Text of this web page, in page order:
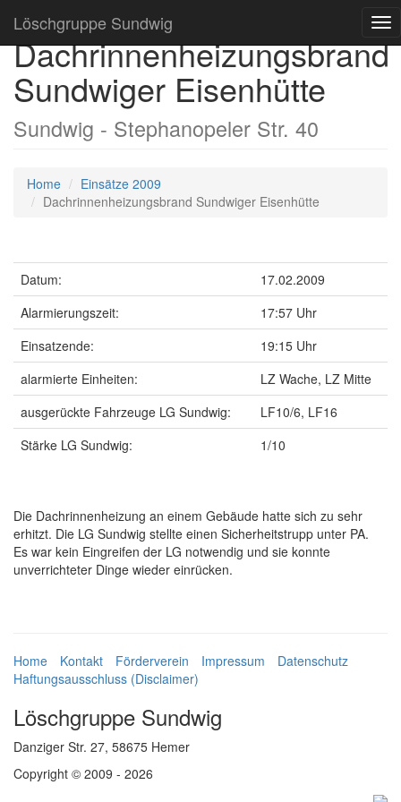
Löschgruppe Sundwig
Dachrinnenheizungsbrand
Sundwiger Eisenhütte
Sundwig - Stephanopeler Str. 40
Home
Einsätze 2009
Dachrinnenheizungsbrand Sundwiger Eisenhütte
Datum:
17.02.2009
Alarmierungszeit:
17:57 Uhr
Einsatzende:
19:15 Uhr
alarmierte Einheiten:
LZ Wache, LZ Mitte
ausgerückte Fahrzeuge LG Sundwig:
LF10/6, LF16
Stärke LG Sundwig:
1/10
Die Dachrinnenheizung an einem Gebäude hatte sich zu sehr
erhitzt. Die LG Sundwig stellte einen Sicherheitstrupp unter PA.
Es war kein Eingreifen der LG notwendig und sie konnte
unverrichteter Dinge wieder einrücken.
Home Kontakt Förderverein Impressum
Datenschutz
Haftungsausschluss (Disclaimer)
Löschgruppe Sundwig
Danziger Str. 27, 58675 Hemer
Copyright © 2009 - 2026